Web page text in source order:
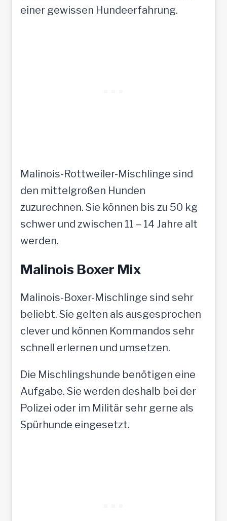
einer gewissen Hundeerfahrung.
Malinois-Rottweiler-Mischlinge sind
den mittelgroßen Hunden
zuzurechnen. Sie können bis zu 50 kg
schwer und zwischen 11 – 14 Jahre alt
werden.
Malinois Boxer Mix
Malinois-Boxer-Mischlinge sind sehr
beliebt. Sie gelten als ausgesprochen
clever und können Kommandos sehr
schnell erlernen und umsetzen.
Die Mischlingshunde benötigen eine
Aufgabe. Sie werden deshalb bei der
Polizei oder im Militär sehr gerne als
Spürhunde eingesetzt.